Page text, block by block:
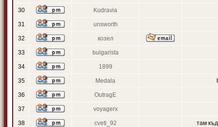
30 Kudravia
31 unsworth
32 козел
33 bulgarista
34 1899
35 Medala
36 OutragE
37 voyagerx
38 cveti_92 там